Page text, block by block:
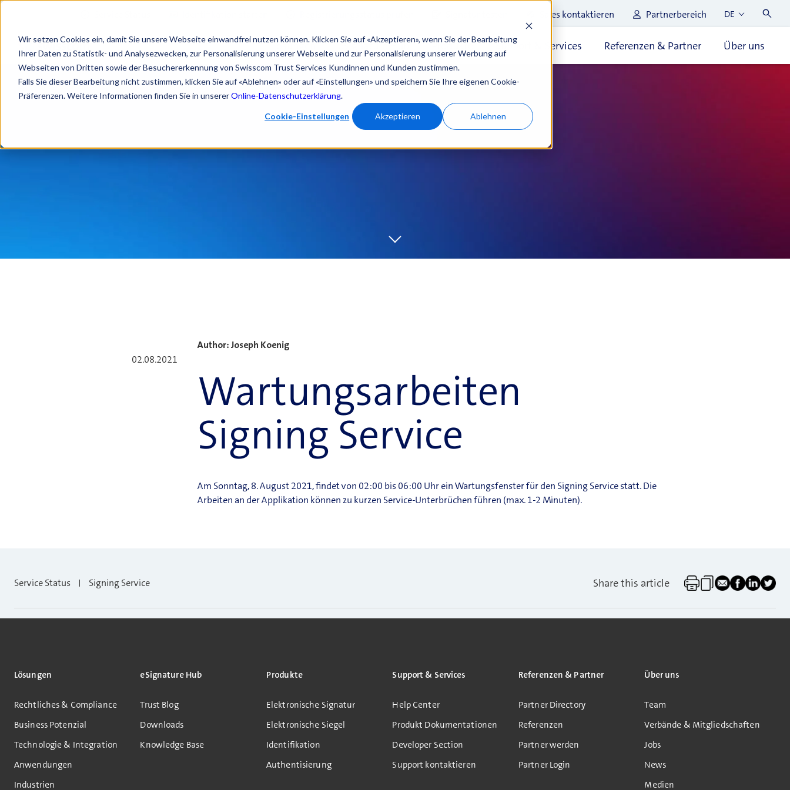
Wir setzen Cookies ein, damit Sie unsere Webseite einwandfrei nutzen können. Klicken Sie auf «Akzeptieren», wenn Sie der Bearbeitung
Ihrer Daten zu Statistik- und Analysezwecken, zur Personalisierung unserer Webseite und zur Personalisierung unserer Werbung auf
Webseiten von Dritten sowie der Besuchererkennung von Swisscom Trust Services Kundinnen und Kunden zustimmen.
Falls Sie dieser Bearbeitung nicht zustimmen, klicken Sie auf «Ablehnen» oder auf «Einstellungen» und speichern Sie Ihre eigenen Cookie-
Präferenzen. Weitere Informationen finden Sie in unsererOnline-Datenschutzerklärung.
Cookie-Einstellungen Akzeptieren Ablehnen
Sales kontaktieren Partnerbereich DE
Lösungen eSignature Hub Produkte Support & Services Referenzen & Partner Über uns
02.08.2021
Author: Joseph Koenig
Wartungsarbeiten
Signing Service
Am Sonntag, 8. August 2021, findet von 02:00 bis 06:00 Uhr ein Wartungsfenster für den Signing Service statt. Die
Arbeiten an der Applikation können zu kurzen Service-Unterbrüchen führen (max. 1-2 Minuten).
Service Status Signing Service Share this article
Lösungen
Rechtliches & Compliance
Business Potenzial
Technologie & Integration
Anwendungen
Industrien
eSignature Hub
Trust Blog
Downloads
Knowledge Base
Produkte
Elektronische Signatur
Elektronische Siegel
Identifikation
Authentisierung
Support & Services
Help Center
Produkt Dokumentationen
Developer Section
Support kontaktieren
Referenzen & Partner
Partner Directory
Referenzen
Partner werden
Partner Login
Über uns
Team
Verbände & Mitgliedschaften
Jobs
News
Medien